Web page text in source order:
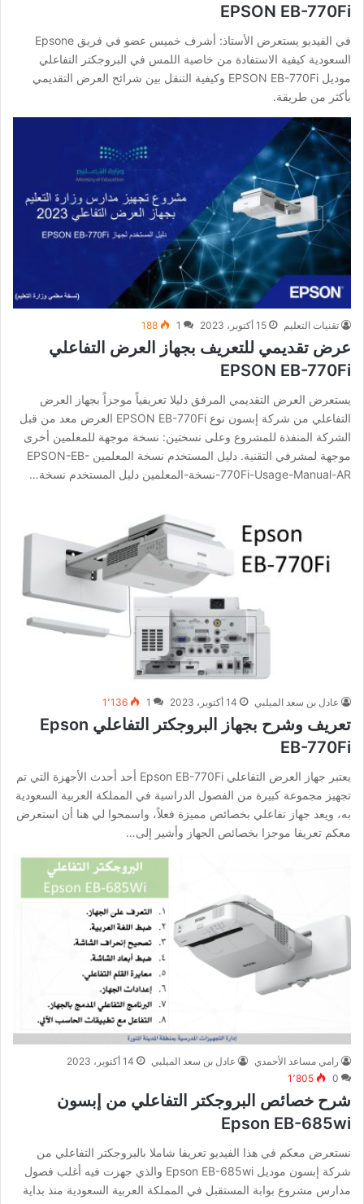
EPSON EB-770Fi
في الفيديو يستعرض الأستاذ: أشرف خميس عضو في فريق Epsone
السعودية كيفية الاستفادة من خاصية اللمس في البروجكتر التفاعلي
موديل EPSON EB-770Fi وكيفية التنقل بين شرائح العرض التقديمي
بأكثر من طريقة.
تقنيات التعليم 15 أكتوبر، 2023 1
188
عرض تقديمي للتعريف بجهاز العرض التفاعلي
EPSON EB-770Fi
يستعرض العرض التقديمي المرفق دليلا تعريفياً موجزاً بجهاز العرض
التفاعلي من شركة إبسون نوع EPSON EB-770Fi العرض معد من قبل
الشركة المنفذة للمشروع وعلى نسختين: نسخة موجهة للمعلمين أخرى
موجهة لمشرفي التقنية. دليل المستخدم نسخة المعلمين EPSON-EB-
770Fi-Usage-Manual-AR-نسخة-المعلمين دليل المستخدم نسخة…
عادل بن سعد الميلبي 14 أكتوبر، 2023 1 1٬136
تعريف وشرح بجهاز البروجكتر التفاعلي Epson
EB-770Fi
يعتبر جهاز العرض التفاعلي Epson EB-770Fi أحد أحدث الأجهزة التي تم
تجهيز مجموعة كبيرة من الفصول الدراسية في المملكة العربية السعودية
به، ويعد جهاز تفاعلي بخصائص مميزة فعلاً، واسمحوا لي هنا أن استعرض
معكم تعريفا موجزا بخصائص الجهاز وأشير إلى…
رامي مساعد الأحمدي عادل بن سعد الميلبي
14 أكتوبر، 2023
0
1٬805
شرح خصائص البروجكتر التفاعلي من إبسون
Epson EB-685wi
نستعرض معكم في هذا الفيديو تعريفا شاملا بالبروجكتر التفاعلي من
شركة إبسون موديل Epson EB-685wi والذي جهزت فيه أغلب فصول
مدارس مشروع بوابة المستقبل في المملكة العربية السعودية منذ بداية